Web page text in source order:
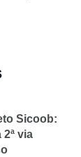
Sicoob:
via